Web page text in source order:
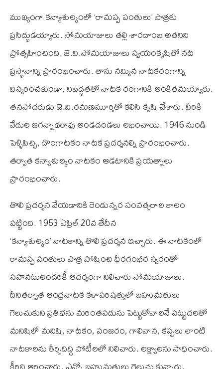
ముఖ్యంగా కన్యాశుల్కంలో ‘రామప్ప పంతులు’ పాత్రకు
ప్రసిద్ధుడయ్యారు. సోమయాజులు తల్లి శారదాంబ అతనిని
ప్రోత్సహించింది. జె.వి.సోమయాజులు స్వయంకృషితో నట
ప్రస్థానాన్ని ప్రారంభించారు. తాను నమ్మిన నాటకరంగాన్ని
విస్మరించకుండా, నిబద్ధతతో నాటక రంగానికి అంకితమయ్యారు.
తనసోదరుడు జె.వి.రమణమూర్తితో కలిసి కృషి చేశారు. వీరికి
వేదుల జగన్నాథరావు అండదండలు లభించాయి. 1946 నుండి
పెళ్ళిపిచ్చి, దొంగాటకం నాటక ప్రదర్శనల్ని ప్రారంభించారు.
తర్వాత కన్యాశుల్కం నాటకం ఆడటానికి ప్రయత్నాలు
ప్రారంభించారు.
తొలి ప్రదర్శన వేయడానికి రెండున్నర సంవత్సరాల కాలం
పట్టింది. 1953 ఏప్రిల్‌ 20వ తేదీన
‘కన్యాశుల్కం’ నాటకాన్ని తొలి ప్రదర్శన ఇచ్చారు. ఈ నాటకంలో
రామప్ప పంతులు పాత్ర పోషించి ధీరగంభీర స్వరంతో
సహనటులందరికీ ఆదర్శంగా నిలిచారు సోమయాజులు.
దీనితర్వాత ఆంధ్రనాటక కళాపరిషత్తులో బహుమతులు
గెలుచుకుని ప్రతిభను మరింతపదును పెట్టుకోవాలనే పట్టుదలతో
మనిషిలో మనిషి, నాటకం, పంజరం, గాలివాన, కప్పలు లాంటి
నాటకాలను తీర్చిదిద్ది పోటీలలో నిలిచారు. లక్ష్యాలను సాధించారు.